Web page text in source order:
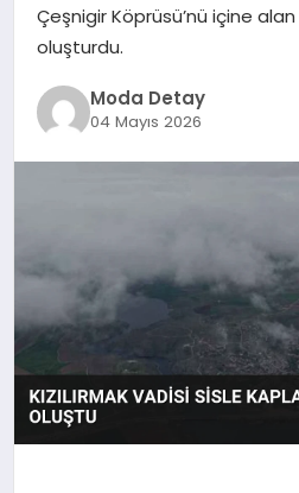
MAGAZIN
SPOR
TEKNOLOJI
YAŞAM
Çeşnigir Köprüsü’nü içine
oluşturdu.
Moda Detay
04 Mayıs 2026